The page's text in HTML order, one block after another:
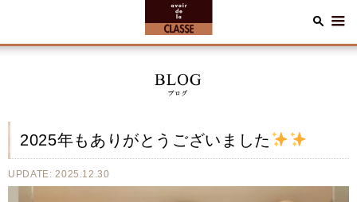
2025年もありがとうございました
UPDATE: 2025.12.30